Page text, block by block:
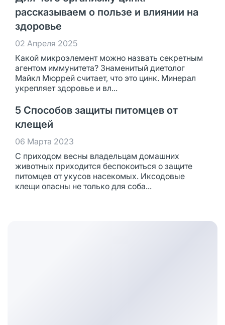
рассказываем о пользе и влиянии на
здоровье
02 Апреля 2025
Какой микроэлемент можно назвать секретным
агентом иммунитета? Знаменитый диетолог
Майкл Мюррей считает, что это цинк. Минерал
укрепляет здоровье и вл...
5 Способов защиты питомцев от
клещей
06 Марта 2023
С приходом весны владельцам домашних
животных приходится беспокоиться о защите
питомцев от укусов насекомых. Иксодовые
клещи опасны не только для соба...